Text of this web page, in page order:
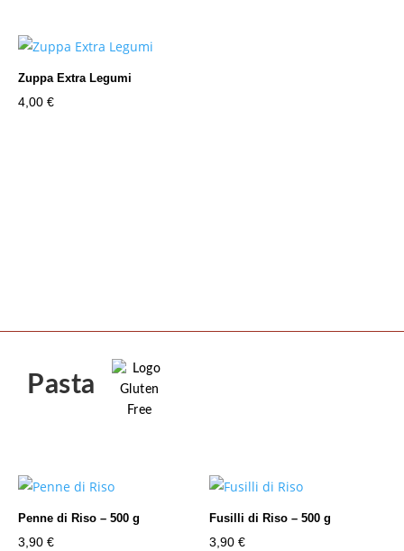
Zuppa Extra Legumi
4,00 €
Pasta
Penne di Riso – 500 g
3,90 €
Fusilli di Riso – 500 g
3,90€